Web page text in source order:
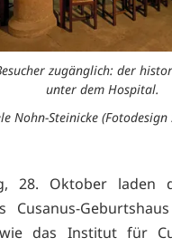
zugänglich: der
unter dem Hospital.
Nohn-Steinicke
28. Oktober laden
Cusanus-
das Institut für